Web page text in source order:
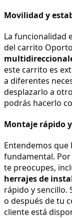
Movilidad y
La funcionalidad
del carrito
este carrito es
a diferentes
desplazarlo a
podrás hacerlo
Montaje rápido
Entendemos que
fundamental.
te preocupes,
herrajes de
rápido y sencillo.
o después de tu
cliente está